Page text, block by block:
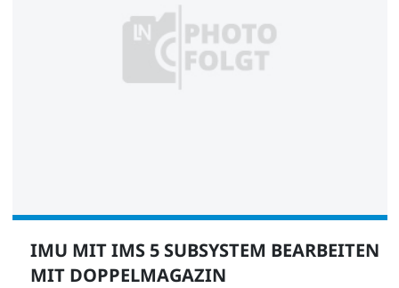
IMU MIT IMS 5 SUBSYSTEM BEARBEITEN
MIT DOPPELMAGAZIN